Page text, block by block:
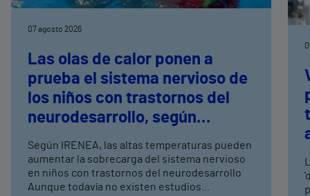
07 agosto 2026
Las olas de calor ponen a
prueba el sistema nervioso de
los niños con trastornos del
neurodesarrollo, según
neurorrehabilitación
pediátrica de Vithas
Según IRENEA, las altas temperaturas pueden
aumentar la sobrecarga del sistema nervioso
en niños con trastornos del neurodesarrollo
Aunque todavía no existen estudios